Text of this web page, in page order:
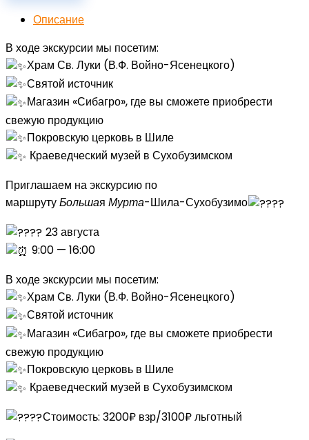
Описание
В ходе экскурсии мы посетим:
Храм Св. Луки (В.Ф. Войно-Ясенецкого)
Святой источник
Магазин «Сибагро», где вы сможете приобрести
свежую продукцию
Покровскую церковь в Шиле
Краеведческий музей в Сухобузимском
Приглашаем на экскурсию по
маршрутуБольшая Мурта-Шила-Сухобузимо
23 августа
9:00 — 16:00
В ходе экскурсии мы посетим:
Храм Св. Луки (В.Ф. Войно-Ясенецкого)
Святой источник
Магазин «Сибагро», где вы сможете приобрести
свежую продукцию
Покровскую церковь в Шиле
Краеведческий музей в Сухобузимском
Стоимость: 3200₽ взр/3100₽ льготный